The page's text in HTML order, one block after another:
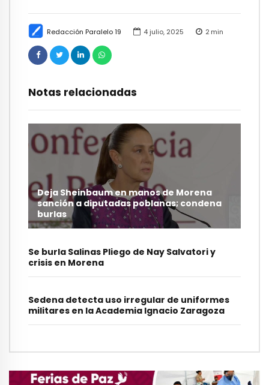
Redacción Paralelo 19 4 julio, 2025 2 min
Notas relacionadas
Deja Sheinbaum en manos de Morena
sanción a diputadas poblanas; condena
burlas
Se burla Salinas Pliego de Nay Salvatori y
crisis en Morena
Sedena detecta uso irregular de uniformes
militares en la Academia Ignacio Zaragoza